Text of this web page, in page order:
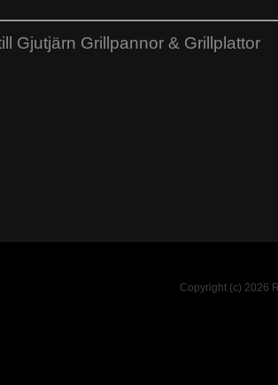
Gjutjärn Grillpannor & Grillplattor
Copyright (c) 2026